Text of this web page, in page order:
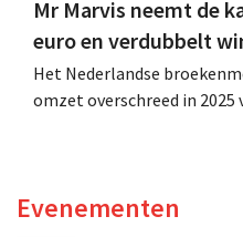
Mr Marvis neemt de
euro en verdubbelt
Het Nederlandse
omzet overschreed in 2025
Evenementen